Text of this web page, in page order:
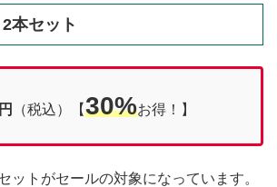
本セット
（税込）【30%お得！】
ットがセールの対象になっています。